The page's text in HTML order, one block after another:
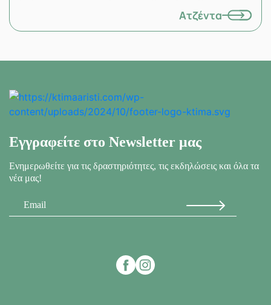
Ατζέντα
Εγγραφείτε στο Newsletter μας
Ενημερωθείτε για τις δραστηριότητες, τις εκδηλώσεις και όλα τα
νέα μας!